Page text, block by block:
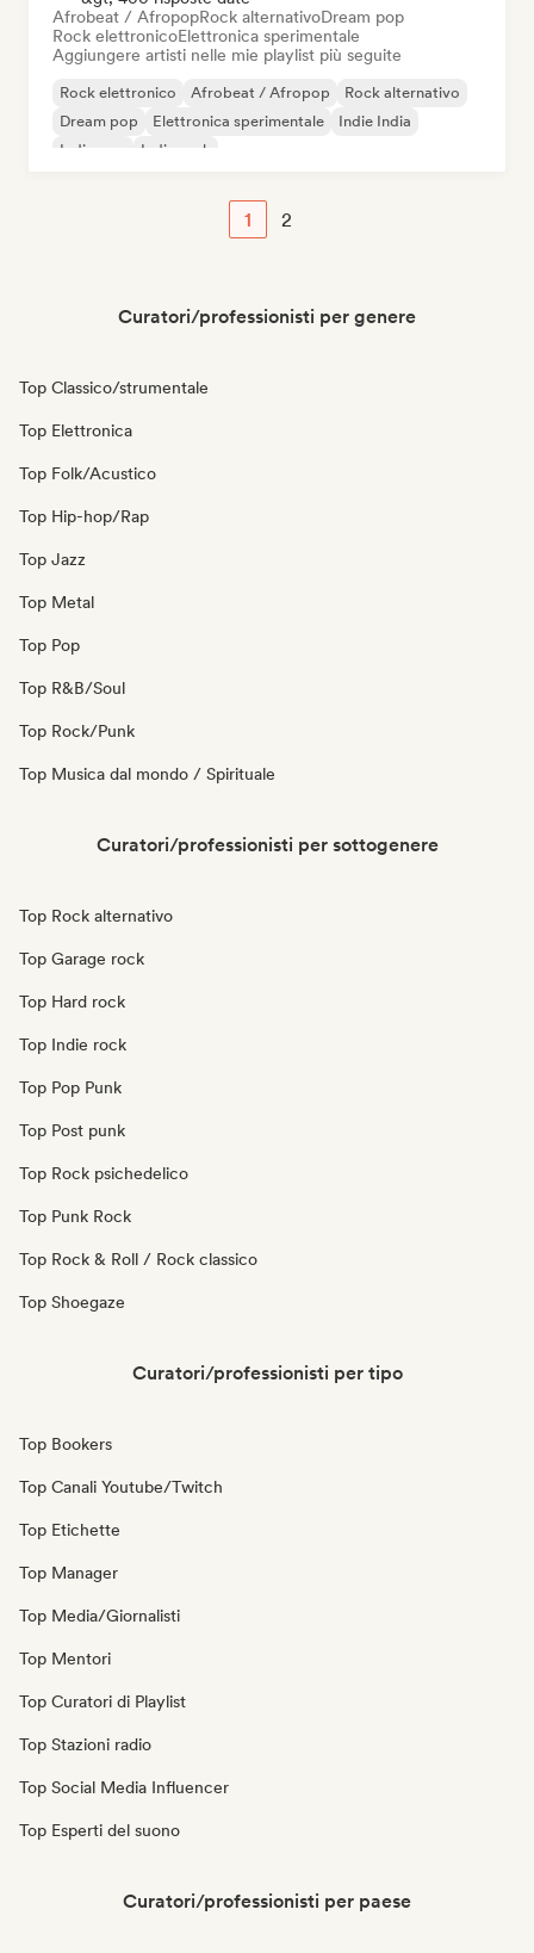
Afrobeat / AfropopRock alternativoDream pop
Rock elettronicoElettronica sperimentale
Aggiungere artisti nelle mie playlist più seguite
Rock elettronico Afrobeat / Afropop
Rock alternativo
Dream pop
Elettronica sperimentale
Indie India
Indie pop
Indie rock
1 2
Curatori/professionisti per genere
Top Classico/strumentale
Top Elettronica
Top Folk/Acustico
Top Hip-hop/Rap
Top Jazz
Top Metal
Top Pop
Top R&B/Soul
Top Rock/Punk
Top Musica dal mondo / Spirituale
Curatori/professionisti per sottogenere
Top Rock alternativo
Top Garage rock
Top Hard rock
Top Indie rock
Top Pop Punk
Top Post punk
Top Rock psichedelico
Top Punk Rock
Top Rock & Roll / Rock classico
Top Shoegaze
Curatori/professionisti per tipo
Top Bookers
Top Canali Youtube/Twitch
Top Etichette
Top Manager
Top Media/Giornalisti
Top Mentori
Top Curatori di Playlist
Top Stazioni radio
Top Social Media Influencer
Top Esperti del suono
Curatori/professionisti per paese